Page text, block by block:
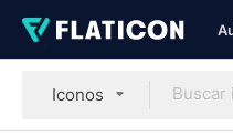
Iconos